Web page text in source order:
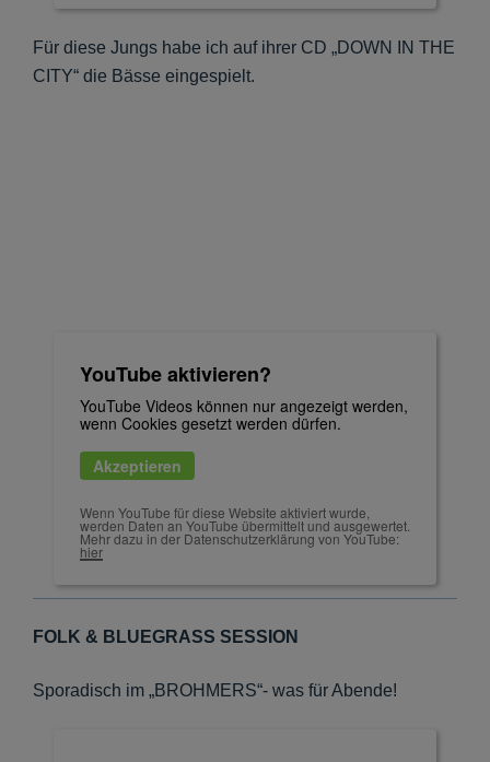
Für diese Jungs habe ich auf ihrer CD „DOWN IN THE
CITY“ die Bässe eingespielt.
YouTube aktivieren?
YouTube Videos können nur angezeigt werden,
wenn Cookies gesetzt werden dürfen.
Akzeptieren
Wenn YouTube für diese Website aktiviert wurde,
werden Daten an YouTube übermittelt und ausgewertet.
Mehr dazu in der Datenschutzerklärung von YouTube:
hier
FOLK & BLUEGRASS SESSION
Sporadisch im „BROHMERS“- was für Abende!